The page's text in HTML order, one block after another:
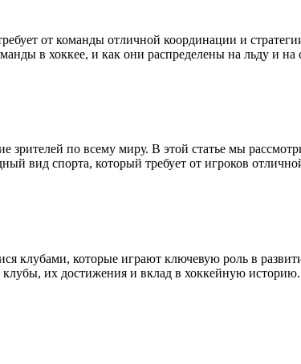
от команды отличной координации и
в хоккее, и как они распределены на льду и
по всему миру. В этой статье мы
вид спорта, который требует от игроков
которые играют ключевую роль в
их достижения и вклад в хоккейную